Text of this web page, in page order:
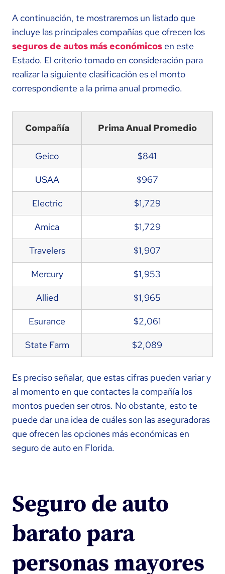
A continuación, te mostraremos un listado que
incluye las principales compañías que ofrecen los
seguros de autos más económicos en este
Estado. El criterio tomado en consideración para
realizar la siguiente clasificación es el monto
correspondiente a la prima anual promedio.
Compañía Prima Anual Promedio
Geico $841
USAA $967
Electric $1,729
Amica $1,729
Travelers $1,907
Mercury $1,953
Allied $1,965
Esurance $2,061
State Farm $2,089
Es preciso señalar, que estas cifras pueden variar y
al momento en que contactes la compañía los
montos pueden ser otros. No obstante, esto te
puede dar una idea de cuáles son las aseguradoras
que ofrecen las opciones más económicas en
seguro de auto en Florida.
Seguro de auto
barato para
personas mayores